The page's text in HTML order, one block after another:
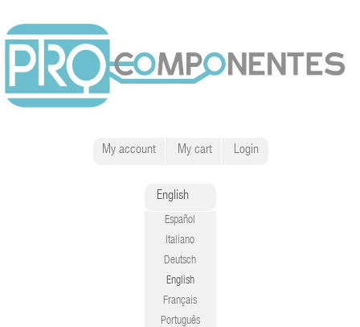
My account My cart Login
English
Español
Italiano
Deutsch
English
Français
Português